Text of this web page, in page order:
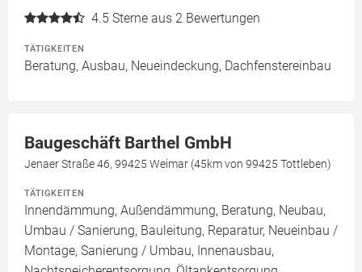
4.5 Sterne aus 2 Bewertungen
TÄTIGKEITEN
Beratung, Ausbau, Neueindeckung, Dachfenstereinbau
Baugeschäft Barthel GmbH
Jenaer Straße 46, 99425 Weimar (45km von 99425 Tottleben)
TÄTIGKEITEN
Innendämmung, Außendämmung, Beratung, Neubau,
Umbau / Sanierung, Bauleitung, Reparatur, Neueinbau /
Montage, Sanierung / Umbau, Innenausbau,